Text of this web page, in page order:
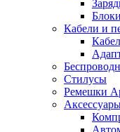
Кабели и
Стилусы
Ремешки